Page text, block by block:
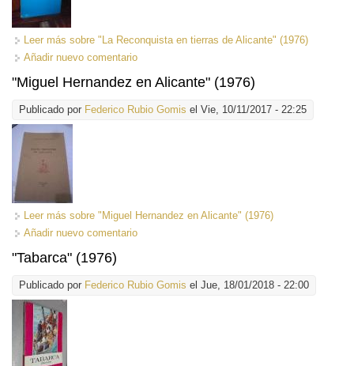
Leer más sobre "La Reconquista en tierras de Alicante" (1976)
Añadir nuevo comentario
"Miguel Hernandez en Alicante" (1976)
Publicado por Federico Rubio Gomis el Vie, 10/11/2017 - 22:25
Leer más sobre "Miguel Hernandez en Alicante" (1976)
Añadir nuevo comentario
"Tabarca" (1976)
Publicado por Federico Rubio Gomis el Jue, 18/01/2018 - 22:00